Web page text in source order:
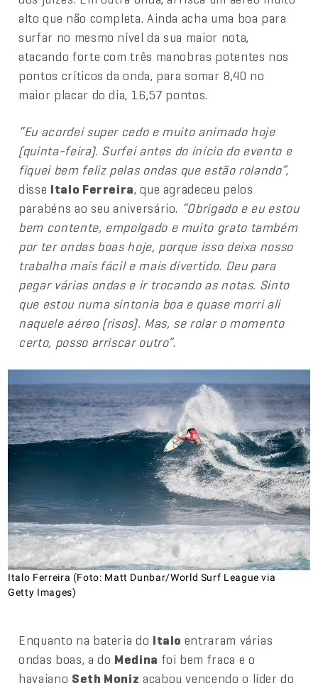
alto que não completa. Ainda acha uma boa para
surfar no mesmo nível da sua maior nota,
atacando forte com três manobras potentes nos
pontos críticos da onda, para somar 8,40 no
maior placar do dia, 16,57 pontos.
“Eu acordei super cedo e muito animado hoje
(quinta-feira). Surfei antes do início do evento e
fiquei bem feliz pelas ondas que estão rolando”,
disse Italo Ferreira, que agradeceu pelos
parabéns ao seu aniversário. “Obrigado e eu estou
bem contente, empolgado e muito grato também
por ter ondas boas hoje, porque isso deixa nosso
trabalho mais fácil e mais divertido. Deu para
pegar várias ondas e ir trocando as notas. Sinto
que estou numa sintonia boa e quase morri ali
naquele aéreo (risos). Mas, se rolar o momento
certo, posso arriscar outro”.
Italo Ferreira (Foto: Matt Dunbar/World Surf League via
Getty Images)
Enquanto na bateria do Italo entraram várias
ondas boas, a do Medina foi bem fraca e o
havaiano Seth Moniz acabou vencendo o líder do